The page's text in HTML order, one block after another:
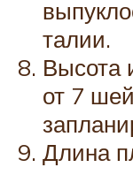
талии.
Высота
от 7
Длина